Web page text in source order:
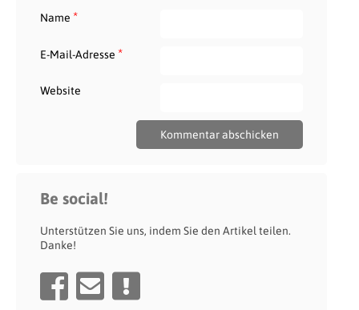
Name *
E-Mail-Adresse *
Website
Be social!
Unterstützen Sie uns, indem Sie den Artikel teilen.
Danke!